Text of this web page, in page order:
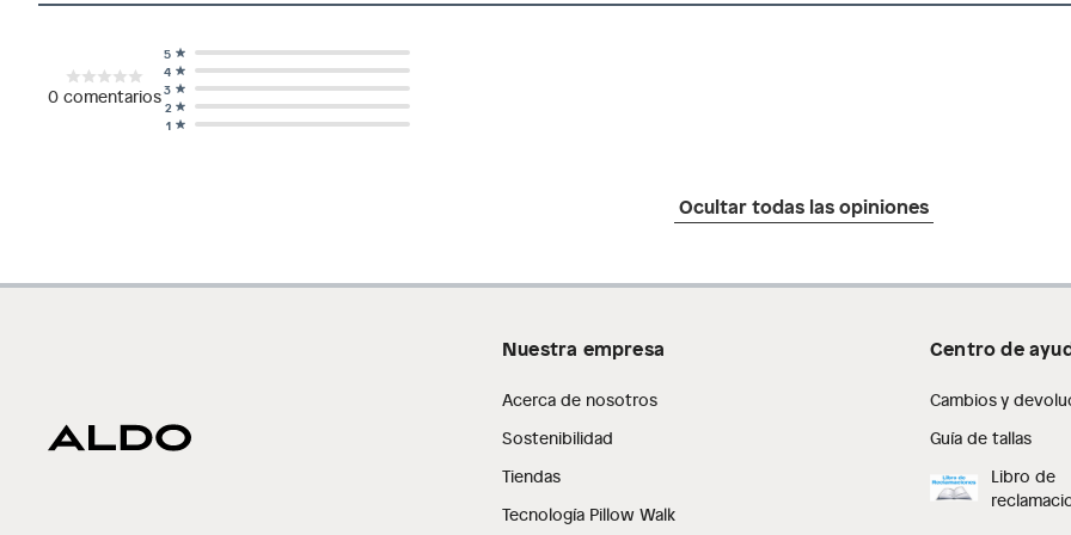
0 comentarios
1
2
3
4
5
Ocultar todas las opiniones
Nuestra empresa
Acerca de nosotros
Sostenibilidad
Tiendas
Tecnología Pillow Walk
Centro de
Cambios y
Guía de tallas
Libro de